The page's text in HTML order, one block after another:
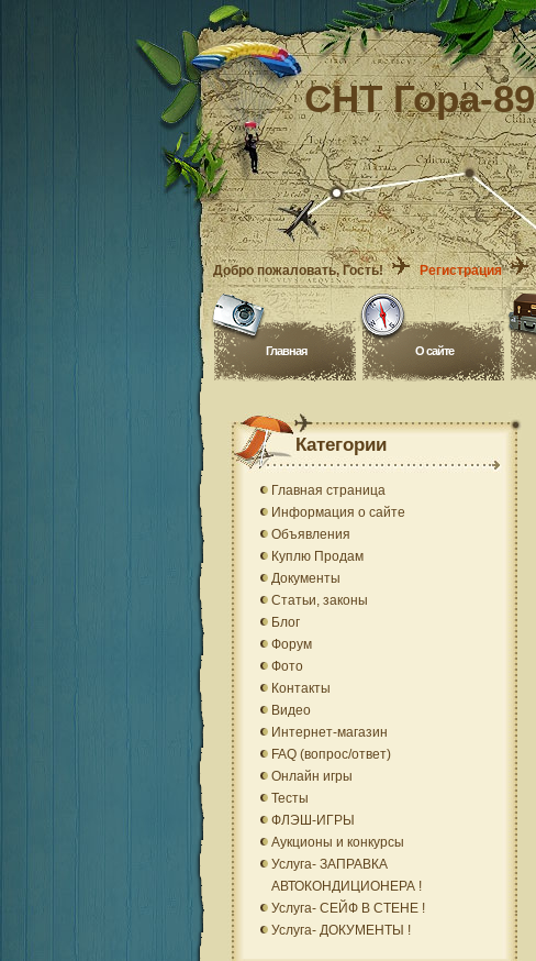
СНТ Гора-89
Добро пожаловать, Гость! Регистрация
Главная O сайте
Категории
Главная страница
Информация о сайте
Объявления
Куплю Продам
Документы
Статьи, законы
Блог
Форум
Фото
Контакты
Видео
Интернет-магазин
FAQ (вопрос/ответ)
Онлайн игры
Тесты
ФЛЭШ-ИГРЫ
Аукционы и конкурсы
Услуга- ЗАПРАВКА
АВТОКОНДИЦИОНЕРА !
Услуга- СЕЙФ В СТЕНЕ !
Услуга- ДОКУМЕНТЫ !